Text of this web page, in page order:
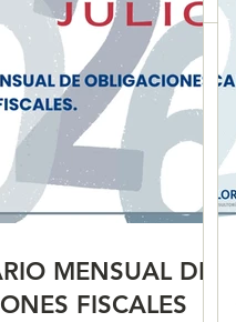
MENSUAL DE
FISCALES
MENSUAL DE
FISCALES